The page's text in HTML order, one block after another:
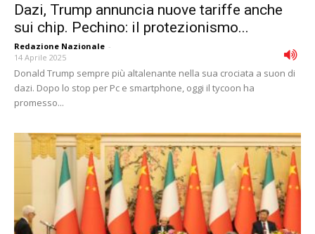
Dazi, Trump annuncia nuove tariffe anche
sui chip. Pechino: il protezionismo...
Redazione Nazionale -
14 Aprile 2025
Donald Trump sempre più altalenante nella sua crociata a suon di
dazi. Dopo lo stop per Pc e smartphone, oggi il tycoon ha
promesso...